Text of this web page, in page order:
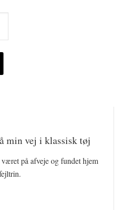
min vej i klassisk tøj
på afveje og fundet hjem